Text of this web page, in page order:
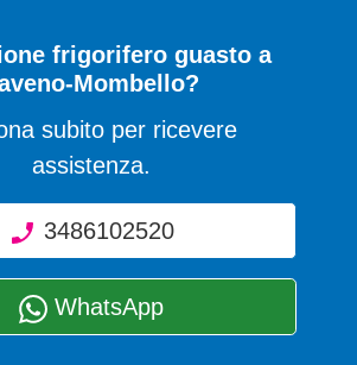
frigorifero guasto a
Mombello?
subito per ricevere
assistenza.
3486102520
WhatsApp